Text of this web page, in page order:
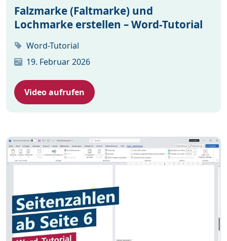
Falzmarke (Faltmarke) und
Lochmarke erstellen – Word-Tutorial
Word-Tutorial
19. Februar 2026
Video aufrufen